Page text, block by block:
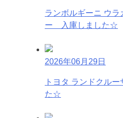
ランボルギーニ ウ
ー 入庫しました☆
2026年06月29日
トヨタ ランドクル
た☆